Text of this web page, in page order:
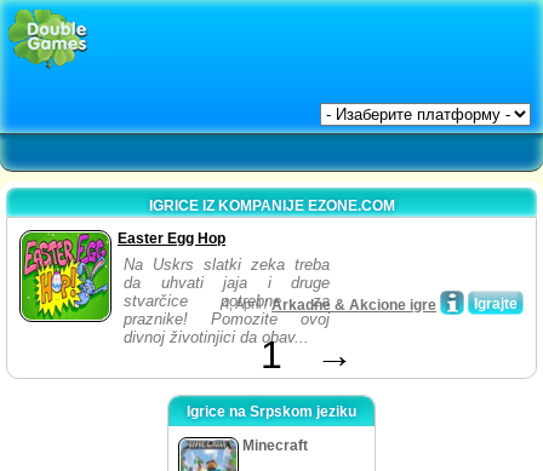
IGRICE IZ KOMPANIJE EZONE.COM
Easter Egg Hop
Na Uskrs slatki zeka treba
da uhvati jaja i druge
stvarčice potrebne za
praznike! Pomozite ovoj
divnoj životinjici da obav...
Igrajte
4, April /Arkadne & Akcione igre
1 →
Igrice na Srpskom jeziku
Minecraft